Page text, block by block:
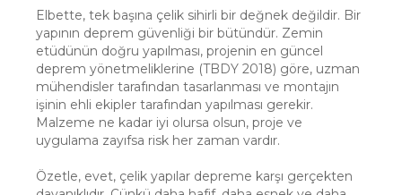
Elbette, tek başına çelik sihirli bir değnek değildir. Bir
yapının deprem güvenliği bir bütündür. Zemin
etüdünün doğru yapılması, projenin en güncel
deprem yönetmeliklerine (TBDY 2018) göre, uzman
mühendisler tarafından tasarlanması ve montajın
işinin ehli ekipler tarafından yapılması gerekir.
Malzeme ne kadar iyi olursa olsun, proje ve
uygulama zayıfsa risk her zaman vardır.
Özetle, evet, çelik yapılar depreme karşı gerçekten